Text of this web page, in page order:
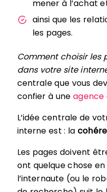
mener à l’achat
ainsi que les
les pages.
Comment choisir les
dans votre site
centrale que vous
confier à une
L’idée centrale de
interne est : la
Les pages doivent
ont quelque chose
l’internaute (ou le